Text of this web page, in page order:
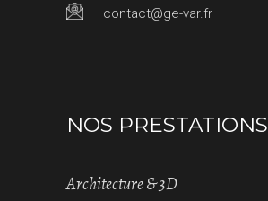
contact@ge-var.fr
NOS PRESTATIONS
Architecture & 3D